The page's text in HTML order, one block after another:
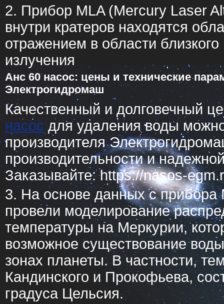
2. Прибор MLA (Mercury Laser
внутри кратеров находятся
отражением в области
излучения
Анс 60 насос: цены и технические
Электрогидромаш
Качественный и долговечный
насосдля удаления воды
производителя
производительности и
Заказывайте: https://nasos-
3. На основе данных с прибора
провели моделирование
температуры на Меркурии,
возможное существование
зонах планеты. В частности,
Кандинского и Прокофьева,
градуса Цельсия.